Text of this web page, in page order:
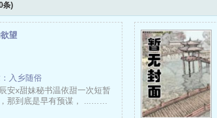
条)
望
入乡随俗
安x甜妹秘书温依甜一次短暂
那到底是早有预谋， ...……